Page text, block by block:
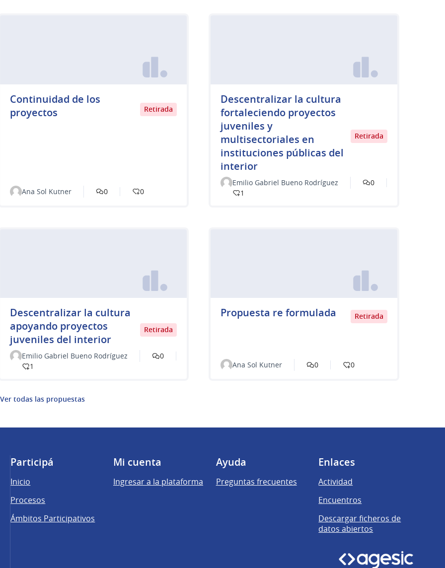
Continuidad de los
proyectos
Retirada
Ana Sol Kutner 0 0
Descentralizar la cultura
fortaleciendo proyectos
juveniles y
multisectoriales en
instituciones públicas del
interior
Retirada
Emilio Gabriel Bueno Rodríguez
0
1
Descentralizar la cultura
apoyando proyectos
juveniles del interior
Retirada
Emilio Gabriel Bueno Rodríguez
0
1
Propuesta re formulada Retirada
Ana Sol Kutner 0 0
Ver todas las propuestas
pestaña nueva)
Participá
Inicio
Procesos
Ámbitos Participativos
Mi cuenta
Ingresar a la plataforma
Ayuda
Preguntas frecuentes
Enlaces
Actividad
Encuentros
Descargar ficheros de
datos abiertos